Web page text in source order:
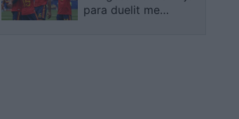
para duelit me